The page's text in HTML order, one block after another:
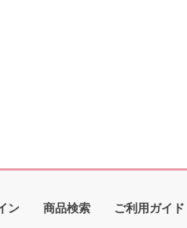
しゃれで個人的
ン 商品検索 ご利用ガイド